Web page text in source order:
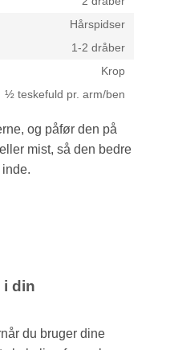
Hårspidser
1-2 dråber
Krop
½ teskefuld pr. arm/ben
og påfør den på
mist, så den bedre
i din
du bruger dine